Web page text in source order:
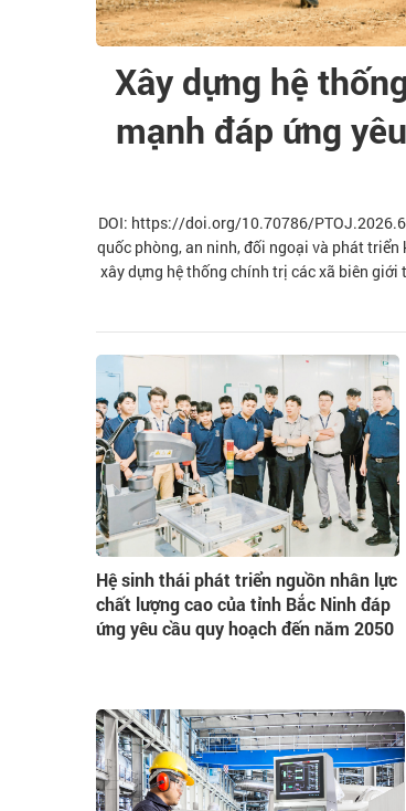
Xây dựng hệ
mạnh đáp ứng
DOI: https://doi.org/10.70786/
quốc phòng, an ninh, đối ngoại và phát
xây dựng hệ thống chính trị các xã biên
Hệ sinh thái phát triển nguồn nhân lực
chất lượng cao của tỉnh Bắc Ninh đáp
ứng yêu cầu quy hoạch đến năm 2050